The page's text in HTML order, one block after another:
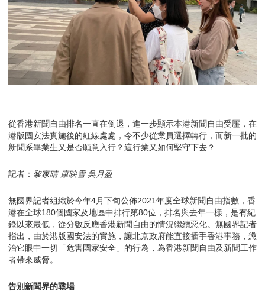
從香港新聞自由排名一直在倒退，進一步顯示本港新聞自由受壓，在
港版國安法實施後的紅線處處，令不少從業員選擇轉行，而新一批的
新聞系畢業生又是否願意入行？這行業又如何堅守下去？
記者： 黎家晴 康映雪 吳月盈
無國界記者組織於今年4月下旬公佈2021年度全球新聞自由指數，香
港在全球180個國家及地區中排行第80位，排名與去年一樣，是有紀
錄以來最低，從分數反應香港新聞自由的情況繼續惡化。無國界記者
指出，由於港版國安法的實施，讓北京政府能直接插手香港事務，懲
治它眼中一切「危害國家安全」的行為，為香港新聞自由及新聞工作
者帶來威脅。
告別新聞界的戰場